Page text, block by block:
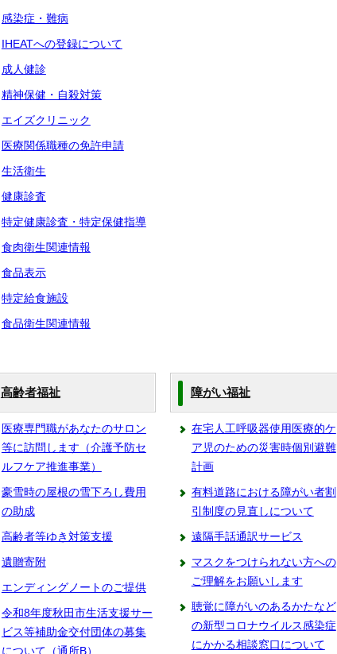
感染症・難病
IHEATへの登録について
成人健診
精神保健・自殺対策
エイズクリニック
医療関係職種の免許申請
生活衛生
健康診査
特定健康診査・特定保健指導
食肉衛生関連情報
食品表示
特定給食施設
食品衛生関連情報
高齢者福祉
医療専門職があなたのサロン
等に訪問します（介護予防セ
ルフケア推進事業）
豪雪時の屋根の雪下ろし費用
の助成
高齢者等ゆき対策支援
遺贈寄附
エンディングノートのご提供
令和8年度秋田市生活支援サー
ビス等補助金交付団体の募集
について（通所B）
障がい福祉
在宅人工呼吸器使用医療的ケ
ア児のための災害時個別避難
計画
有料道路における障がい者割
引制度の見直しについて
遠隔手話通訳サービス
マスクをつけられない方への
ご理解をお願いします
聴覚に障がいのあるかたなど
の新型コロナウイルス感染症
にかかる相談窓口について